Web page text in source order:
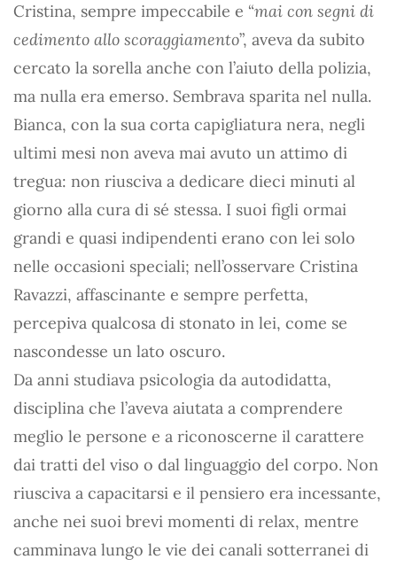
Cristina, sempre impeccabile e “mai con segni di
cedimento allo scoraggiamento”, aveva da subito
cercato la sorella anche con l’aiuto della polizia,
ma nulla era emerso. Sembrava sparita nel nulla.
Bianca, con la sua corta capigliatura nera, negli
ultimi mesi non aveva mai avuto un attimo di
tregua: non riusciva a dedicare dieci minuti al
giorno alla cura di sé stessa. I suoi figli ormai
grandi e quasi indipendenti erano con lei solo
nelle occasioni speciali; nell’osservare Cristina
Ravazzi, affascinante e sempre perfetta,
percepiva qualcosa di stonato in lei, come se
nascondesse un lato oscuro.
Da anni studiava psicologia da autodidatta,
disciplina che l’aveva aiutata a comprendere
meglio le persone e a riconoscerne il carattere
dai tratti del viso o dal linguaggio del corpo. Non
riusciva a capacitarsi e il pensiero era incessante,
anche nei suoi brevi momenti di relax, mentre
camminava lungo le vie dei canali sotterranei di